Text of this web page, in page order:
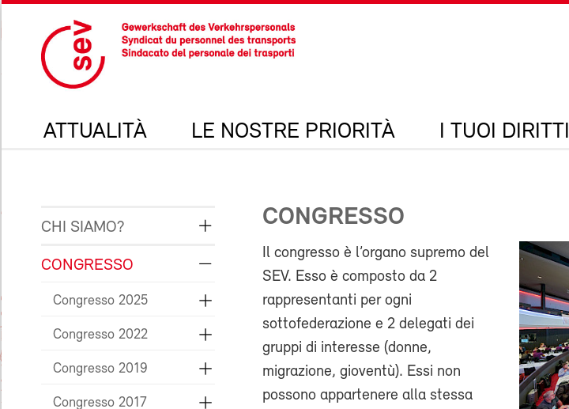
ATTUALITÀ LE NOSTRE PRIORITÀ I TUOI DIRITTI
CHI SIAMO?
CONGRESSO
Congresso 2025
Congresso 2022
Congresso 2019
Congresso 2017
CONGRESSO
Il congresso è l’organo supremo del
SEV. Esso è composto da 2
rappresentanti per ogni
sottofederazione e 2 delegati dei
gruppi di interesse (donne,
migrazione, gioventù). Essi non
possono appartenere alla stessa